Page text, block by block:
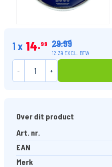
1 x 14 99 29.99
12.39 EXCL. BTW
-
+
Over dit product
Art. nr.
EAN
Merk